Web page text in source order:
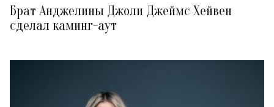
Брат Анджелины Джоли Джеймс Хейвен
сделал каминг-аут